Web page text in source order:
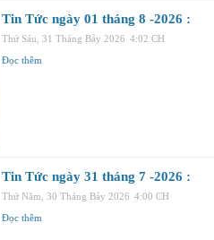
Tin Tức ngày 01 tháng 8 -2026 :
Thứ Sáu, 31 Tháng Bảy 2026 4:02 CH
Đọc thêm
Tin Tức ngày 31 tháng 7 -2026 :
Thứ Năm, 30 Tháng Bảy 2026 4:00 CH
Đọc thêm